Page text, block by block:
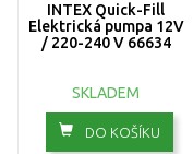
INTEX Quick-Fill
Elektrická pumpa 12V
/ 220-240 V 66634
SKLADEM
DO KOŠÍKU